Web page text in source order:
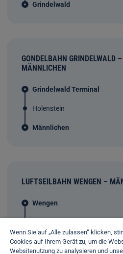
Grindelwald
GONDELBAHN GRINDELWALD –
MÄNNLICHEN
Grindelwald Terminal
Holenstein
Männlichen
LUFTSEILBAHN WENGEN –
Wengen
Wenn Sie auf „Alle zulassen“ klicken,
Cookies auf Ihrem Gerät zu, um die
Websitenutzung zu analysieren und